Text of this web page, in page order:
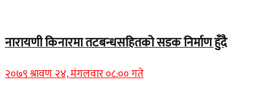
नारायणी किनारमा तटबन्धसहितको सडक निर्माण हुँदै
२०७९ श्रावण २४, मंगलवार ०८:०० गते